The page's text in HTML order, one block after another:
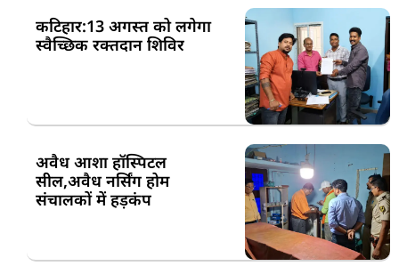
कटिहार:13 अगस्त को लगेगा
स्वैच्छिक रक्तदान शिविर
अवैध आशा हॉस्पिटल
सील,अवैध नर्सिंग होम
संचालकों में हड़कंप